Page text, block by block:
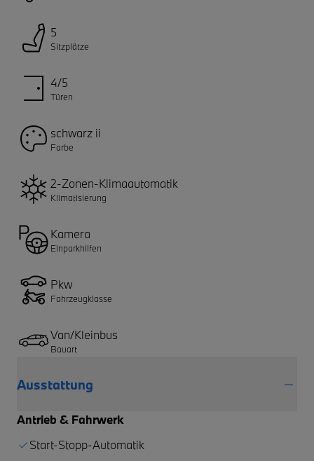
5
Sitzplätze
4/5
Türen
schwarz ii
Farbe
2-Zonen-Klimaautomatik
Klimatisierung
Kamera
Einparkhilfen
Pkw
Fahrzeugklasse
Van/Kleinbus
Bauart
Ausstattung
Antrieb & Fahrwerk
Start-Stopp-Automatik